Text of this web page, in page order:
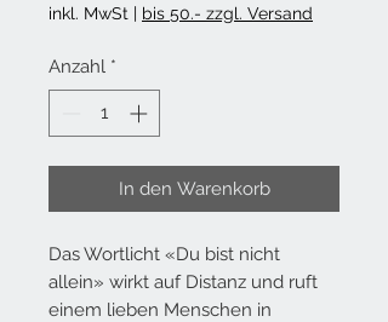
inkl. MwSt | bis 50.- zzgl. Versand
Anzahl *
In den Warenkorb
Das Wortlicht «Du bist nicht
allein» wirkt auf Distanz und ruft
einem lieben Menschen in